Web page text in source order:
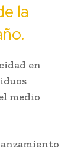
la
en
medio